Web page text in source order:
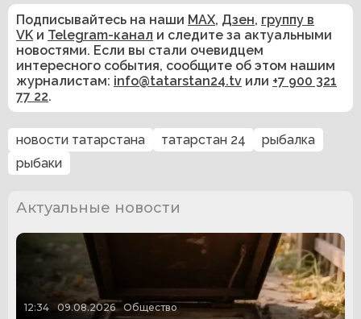
Подписывайтесь на наши MAX, Дзен, группу в
VK и Telegram-канал и следите за актуальными
новостями. Если вы стали очевидцем
интересного события, сообщите об этом нашим
журналистам: info@tatarstan24.tv или +7 900 321
77 22.
новости татарстана татарстан 24
рыбалка
рыбаки
Актуальные новости
12:34 09.08.2026 Общество